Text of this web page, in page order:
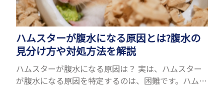
ハムスターが腹水になる原因とは?腹水の
見分け方や対処方法を解説
ハムスターが腹水になる原因は？ 実は、ハムスター
が腹水になる原因を特定するのは、困難です。ハムス